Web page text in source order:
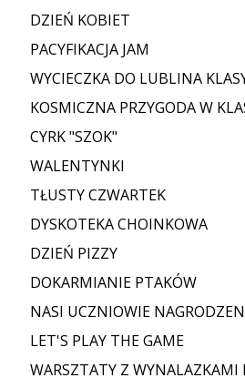
DZIEŃ KOBIET
PACYFIKACJA JAM
WYCIECZKA DO LUBLINA
KOSMICZNA PRZYGODA W
CYRK "SZOK"
WALENTYNKI
TŁUSTY CZWARTEK
DYSKOTEKA CHOINKOWA
DZIEŃ PIZZY
DOKARMIANIE PTAKÓW
NASI UCZNIOWIE
LET'S PLAY THE GAME
WARSZTATY Z WYNALAZKAMI